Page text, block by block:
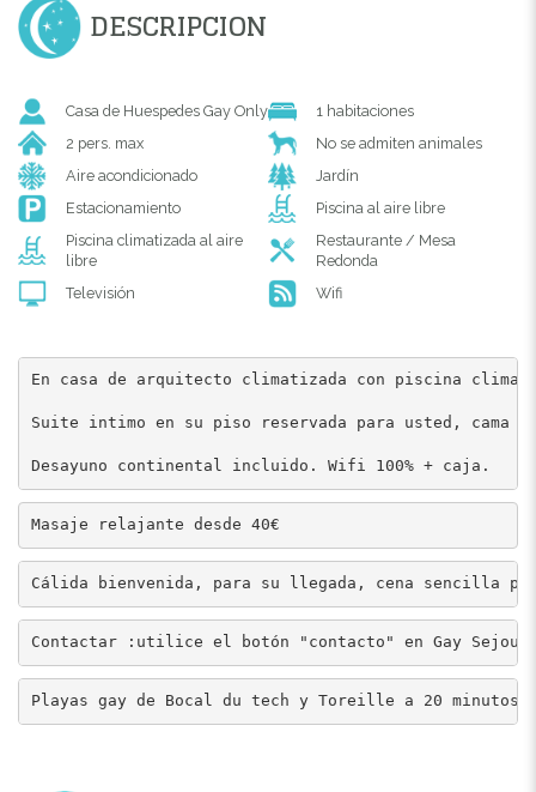
DESCRIPCION
Casa de Huespedes Gay Only
1 habitaciones
2 pers. max
No se admiten animales
Aire acondicionado
Jardín
Estacionamiento
Piscina al aire libre
Piscina climatizada al aire
libre
Restaurante / Mesa
Redonda
Televisión
Wifi
En casa de arquitecto climatizada con piscina
Suite intimo en su piso reservada para usted, cama
Desayuno continental incluido. Wifi 100% + caja.
Masaje relajante desde 40€
Cálida bienvenida, para su llegada, cena sencilla
Contactar :utilice el botón "contacto" en Gay Sejour
Playas gay de Bocal du tech y Toreille a 20